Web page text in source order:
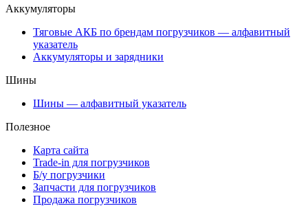
Аккумуляторы
Тяговые АКБ по брендам погрузчиков — алфавитный
указатель
Аккумуляторы и зарядники
Шины
Шины — алфавитный указатель
Полезное
Карта сайта
Trade-in для погрузчиков
Б/у погрузчики
Запчасти для погрузчиков
Продажа погрузчиков